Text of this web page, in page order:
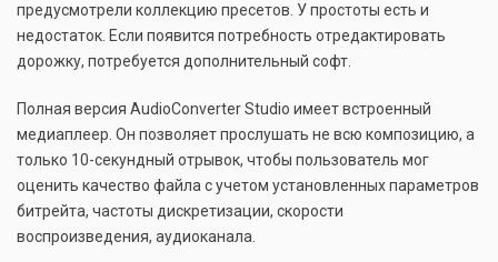
предусмотрели коллекцию пресетов. У простоты есть и
недостаток. Если появится потребность отредактировать
дорожку, потребуется дополнительный софт.
Полная версия AudioConverter Studio имеет встроенный
медиаплеер. Он позволяет прослушать не всю композицию, а
только 10-секундный отрывок, чтобы пользователь мог
оценить качество файла с учетом установленных параметров
битрейта, частоты дискретизации, скорости
воспроизведения, аудиоканала.